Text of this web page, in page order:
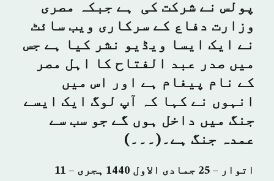
پولس نے شرکت کی ہے جبکہ مصری
وزارت دفاع کے سرکاری ویب سائٹ
نے ایک ایسا ویڈیو نشر کیا ہے جس
میں صدر عبد الفتاح کا اہل مصر
کے نام پیغام ہے اور اس میں
انہوں نے کہا کہ آپ لوگ ایک ایسے
جنگ میں داخل ہوں گے جو سب سے
عمدہ جنگ ہے۔(۔۔۔)
اتوار – 25 جمادی الاول 1440 ہجری – 11